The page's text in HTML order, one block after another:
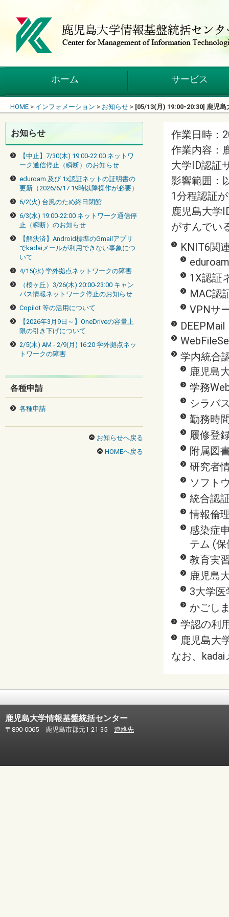
ホーム サービス
HOME > インフォメーション > お知らせ > [05/13(月) 19:00-20:30] 鹿児
作業日時：
作業内容：
大学ID認証
影響範囲：
1分程認証
鹿児島大学
がすんでい
KNIT6関
1X認証
MAC認
VPNサ
DEEPMail
学内統合
鹿児島
学務
シラバ
勤務時
履修登
附属図
研究者
ソフト
統合認
情報倫
感染症
テム (
教育実
鹿児島
3大学
かごし
学認の利
鹿児島大
なお、
お知らせ
【中止】7/30(木) 19:00-22:00 ネットワ
ーク通信停止（瞬断）のお知らせ
eduroam 及び 1x認証ネットの証明書の
更新（2026/6/17 19時以降操作が必要）
6/2(火) 台風のため終日閉館
6/3(水) 19:00-22:00 ネットワーク通信停
止（瞬断）のお知らせ
【解決済】Android標準のGmailアプリ
でkadaiメールが利用できない事象につ
いて
4/15(水) 学外拠点ネットワークの障害
（桜ヶ丘）3/26(木) 20:00-23:00 キャン
パス情報ネットワーク停止のお知らせ
Copilot 等の活用について
【2026年3月9日～】OneDriveの容量上
限の引き下げについて
2/5(木) AM - 2/9(月) 16:20 学外拠点ネッ
トワークの障害
各種申請
各種申請
お知らせへ戻る
HOMEへ戻る
鹿児島大学情報基盤統括センター
〒890-0065 鹿児島市郡元1-21-35 連絡先